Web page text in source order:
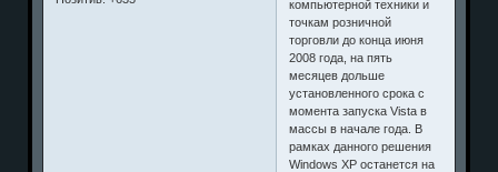
компьютерной техники и
точкам розничной
торговли до конца июня
2008 года, на пять
месяцев дольше
установленного срока с
момента запуска Vista в
массы в начале года. В
рамках данного решения
Windows XP останется на